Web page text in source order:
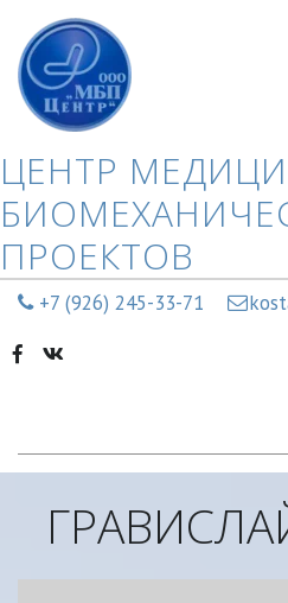
ЦЕНТР
ПРОЕКТОВ
+7 (926) 245-33-71